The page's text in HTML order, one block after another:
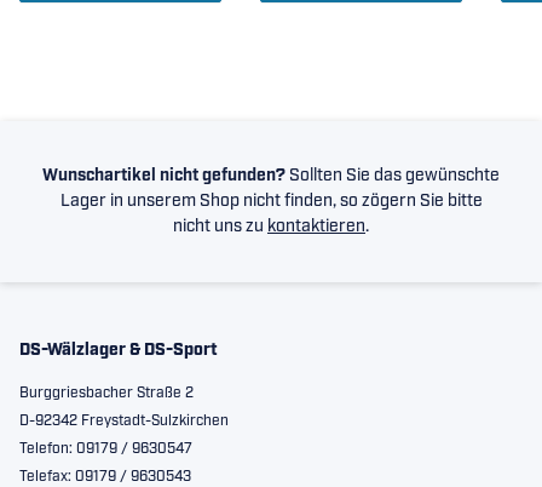
Wunschartikel nicht gefunden? Sollten Sie das gewünschte
Lager in unserem Shop nicht finden, so zögern Sie bitte
nicht uns zu kontaktieren.
DS-Wälzlager & DS-Sport
Burggriesbacher Straße 2
D-92342 Freystadt-Sulzkirchen
Telefon: 09179 / 9630547
Telefax: 09179 / 9630543